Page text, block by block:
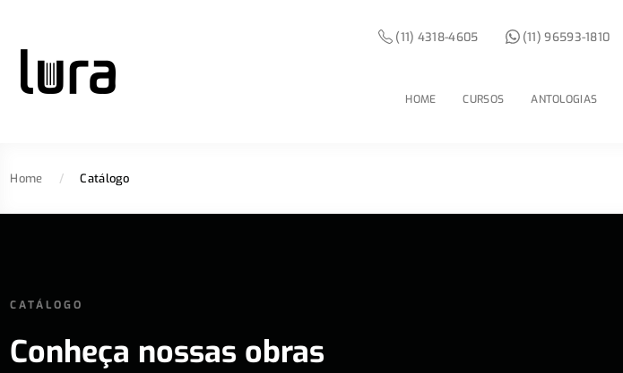
HOME CURSOS ANTOLOGIAS
(11) 4318-4605 (11) 96593-1810
Home / Catálogo
CATÁLOGO
Conheça nossas obras